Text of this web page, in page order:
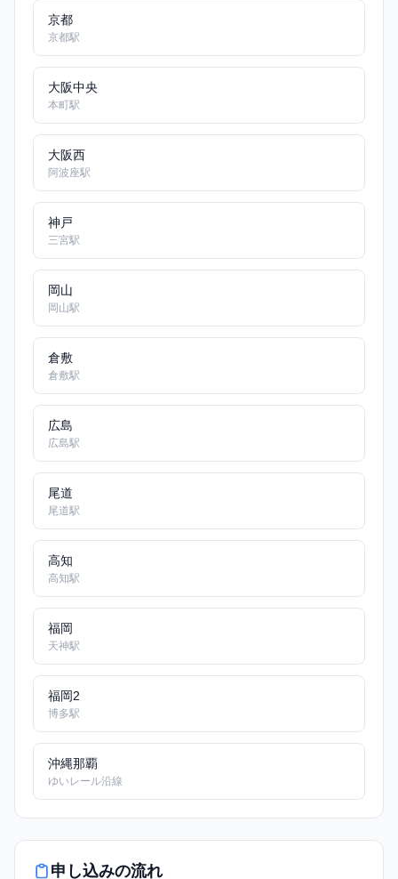
京都
京都駅
大阪中央
本町駅
大阪西
阿波座駅
神戸
三宮駅
岡山
岡山駅
倉敷
倉敷駅
広島
広島駅
尾道
尾道駅
高知
高知駅
福岡
天神駅
福岡2
博多駅
沖縄那覇
ゆいレール沿線
申し込みの流れ